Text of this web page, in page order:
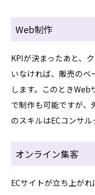
Web制作
KPIが決まったあと、
いなければ、販売のベ
します。このとき
で制作も可能ですが、
のスキルはECコンサル
オンライン集客
ECサイトが立ち上が